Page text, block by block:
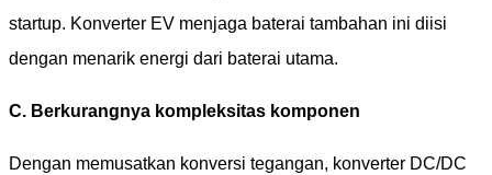
startup. Konverter EV menjaga baterai tambahan ini diisi
dengan menarik energi dari baterai utama.
C. Berkurangnya kompleksitas komponen
Dengan memusatkan konversi tegangan, konverter DC/DC